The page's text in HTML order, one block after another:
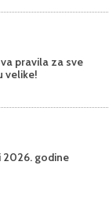
pravila za sve
velike!
2026. godine